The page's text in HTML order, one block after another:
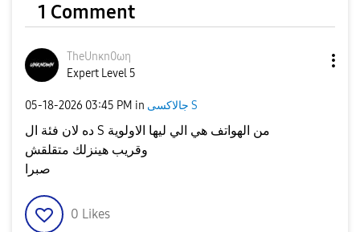
1 Comment
TheUnκn0ωη
Expert Level 5
‎05-18-2026 03:45 PM in جالاكسى S
ده لان فئة ال S من الهواتف هي الي ليها الاولوية
وقريب هينزلك متقلقش
صبرا
0 Likes